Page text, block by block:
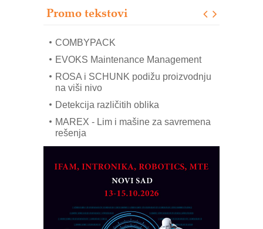
Promo tekstovi
mrežnog pretvarača sa tečnim
COMBYPACK
EVOKS Maintenance Management
ROSA i SCHUNK podižu proizvodnju
na viši nivo
Detekcija različitih oblika
MAREX - Lim i mašine za savremena
rešenja
partner
CTO - Prilagodite svoju toplinsku
Razvoj asortimanskog pravca MINI-
PLC AKYTEC